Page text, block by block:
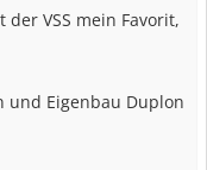
VSS mein Favorit,
und Eigenbau Duplon